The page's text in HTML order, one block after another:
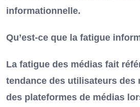
informationnelle.
Qu’est-ce que la fatigue
La fatigue des médias fait
tendance des utilisateurs des
des plateformes de médias